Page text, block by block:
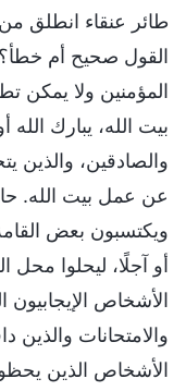
طائر عنقاء انطلق
القول صحيح أم
المؤمنين ولا يمكن
بيت الله، يبارك
والصادقين، والذين
عن عمل بيت الله.
ويكتسبون بعض
أو آجلًا، ليحلوا محل
الأشخاص الإيجابيون
والامتحانات
الأشخاص الذين